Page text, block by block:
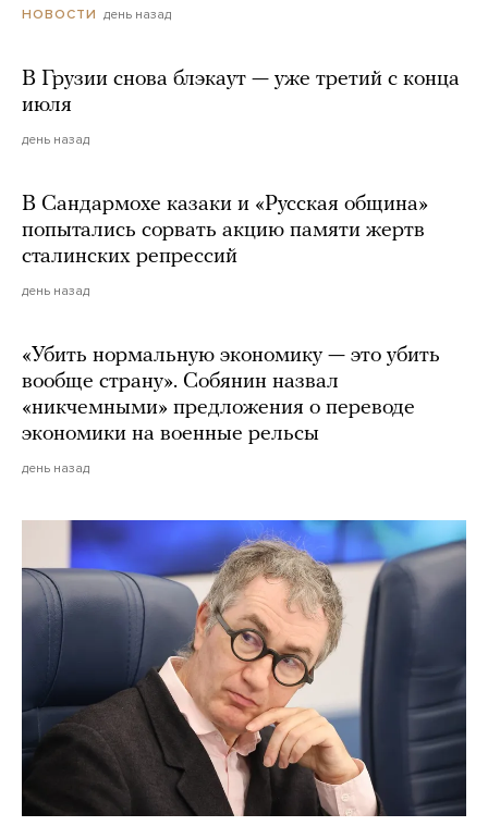
НОВОСТИ день назад
В Грузии снова блэкаут — уже третий с конца
июля
день назад
В Сандармохе казаки и «Русская община»
попытались сорвать акцию памяти жертв
сталинских репрессий
день назад
«Убить нормальную экономику — это убить
вообще страну». Собянин назвал
«никчемными» предложения о переводе
экономики на военные рельсы
день назад